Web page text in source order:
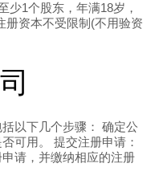
少1个股东，年满18岁，
册资本不受限制(不用验资
以下几个步骤： 确定公
可用。 提交注册申请：
请，并缴纳相应的注册